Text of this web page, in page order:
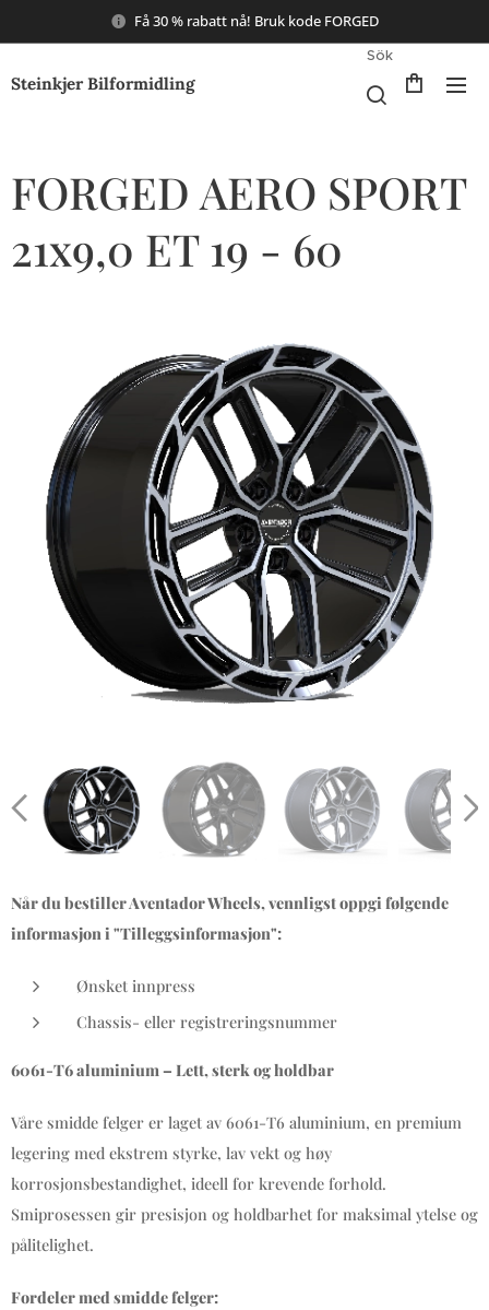
Få 30 % rabatt nå! Bruk kode FORGED
Steinkjer Bilformidling
Sök
FORGED AERO SPORT
21x9,0 ET 19 - 60
Når du bestiller Aventador Wheels, vennligst oppgi følgende
informasjon i "Tilleggsinformasjon":
Ønsket innpress
Chassis- eller registreringsnummer
6061-T6 aluminium – Lett, sterk og holdbar
Våre smidde felger er laget av 6061-T6 aluminium, en premium
legering med ekstrem styrke, lav vekt og høy
korrosjonsbestandighet, ideell for krevende forhold.
Smiprosessen gir presisjon og holdbarhet for maksimal ytelse og
pålitelighet.
Fordeler med smidde felger: